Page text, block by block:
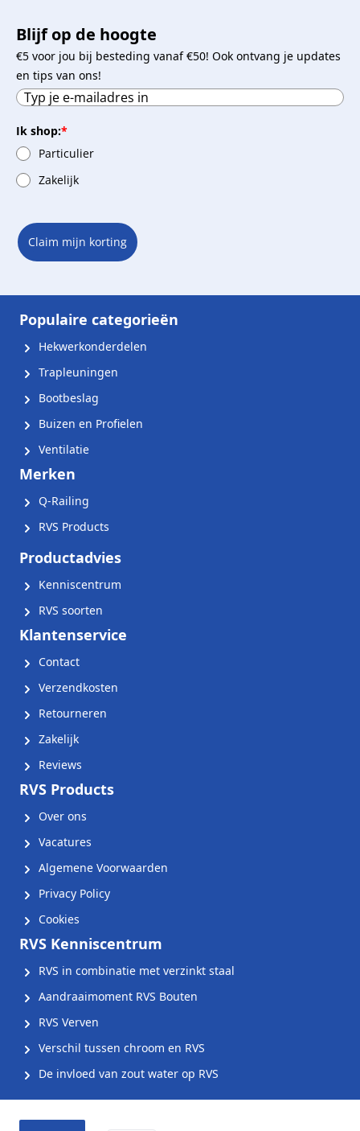
Blijf op de hoogte
€5 voor jou bij besteding vanaf €50! Ook ontvang je updates
en tips van ons!
Ik shop:*
Particulier
Zakelijk
Claim mijn korting
Populaire categorieën
Hekwerkonderdelen
Trapleuningen
Bootbeslag
Buizen en Profielen
Ventilatie
Merken
Q-Railing
RVS Products
Productadvies
Kenniscentrum
RVS soorten
Klantenservice
Contact
Verzendkosten
Retourneren
Zakelijk
Reviews
RVS Products
Over ons
Vacatures
Algemene Voorwaarden
Privacy Policy
Cookies
RVS Kenniscentrum
RVS in combinatie met verzinkt staal
Aandraaimoment RVS Bouten
RVS Verven
Verschil tussen chroom en RVS
De invloed van zout water op RVS